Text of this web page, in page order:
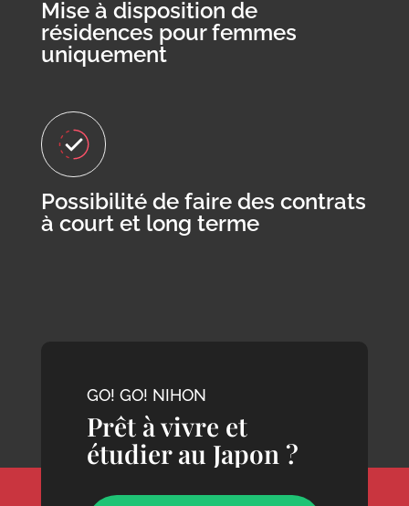
Mise à disposition de
résidences pour femmes
uniquement
Possibilité de faire des contrats
à court et long terme
GO! GO! NIHON
Prêt à vivre et
étudier au Japon ?